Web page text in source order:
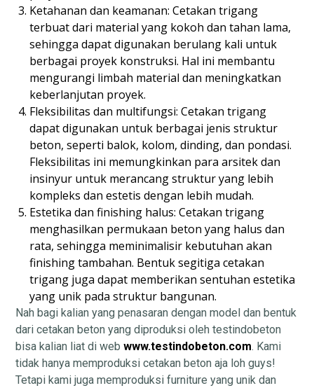
Ketahanan dan keamanan: Cetakan trigang
terbuat dari material yang kokoh dan tahan lama,
sehingga dapat digunakan berulang kali untuk
berbagai proyek konstruksi. Hal ini membantu
mengurangi limbah material dan meningkatkan
keberlanjutan proyek.
Fleksibilitas dan multifungsi: Cetakan trigang
dapat digunakan untuk berbagai jenis struktur
beton, seperti balok, kolom, dinding, dan pondasi.
Fleksibilitas ini memungkinkan para arsitek dan
insinyur untuk merancang struktur yang lebih
kompleks dan estetis dengan lebih mudah.
Estetika dan finishing halus: Cetakan trigang
menghasilkan permukaan beton yang halus dan
rata, sehingga meminimalisir kebutuhan akan
finishing tambahan. Bentuk segitiga cetakan
trigang juga dapat memberikan sentuhan estetika
yang unik pada struktur bangunan.
Nah bagi kalian yang penasaran dengan model dan bentuk
dari cetakan beton yang diproduksi oleh testindobeton
bisa kalian liat di webwww.testindobeton.com. Kami
tidak hanya memproduksi cetakan beton aja loh guys!
Tetapi kami juga memproduksi furniture yang unik dan